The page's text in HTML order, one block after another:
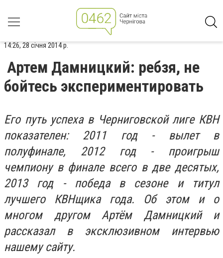
14:26, 28 січня 2014 р.
Артем Дамницкий: ребзя, не
бойтесь экспериментировать
Его путь успеха в Черниговской лиге КВН
показателен: 2011 год - вылет в
полуфинале, 2012 год - проигрыш
чемпиону в финале всего в две десятых,
2013 год - победа в сезоне и титул
лучшего КВНщика года. Об этом и о
многом другом Артём Дамницкий и
рассказал в эксклюзивном интервью
нашему сайту.